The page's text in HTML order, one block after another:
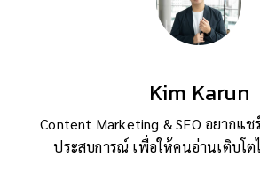
Kim Karun
Content Marketing & SEO อยากแ
ประสบการณ์ เพื่อให้คนอ่านเติบโต